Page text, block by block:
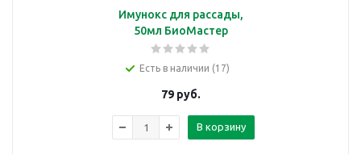
Имунокс для рассады,
50мл БиоМастер
Есть в наличии (17)
79 руб.
В корзину